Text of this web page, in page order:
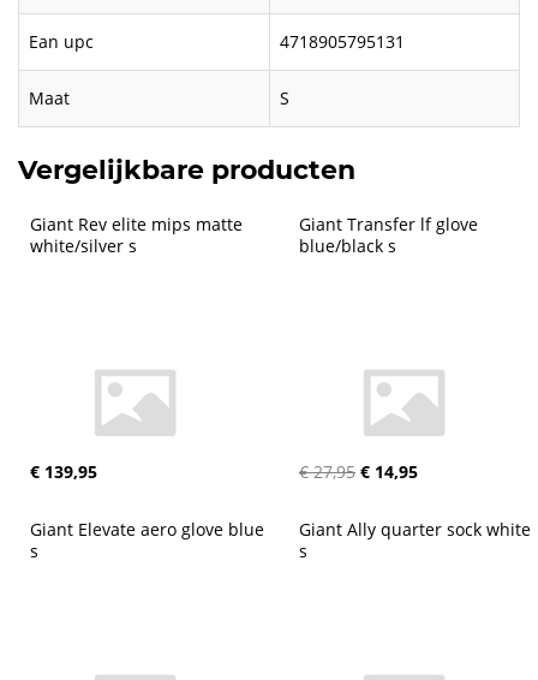
Ean upc 4718905795131
Maat S
Vergelijkbare producten
Giant Rev elite mips matte
white/silver s
€ 139,95
Giant Transfer lf glove
blue/black s
€ 27,95 € 14,95
Giant Elevate aero glove blue
s
Giant Ally quarter sock white
s